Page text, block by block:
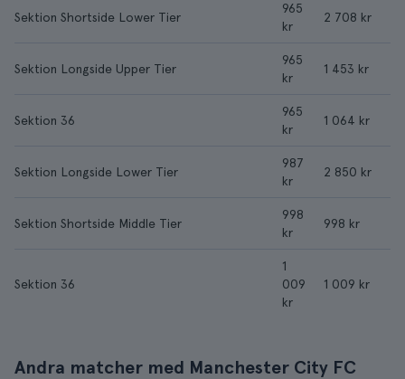
Sektion Shortside Lower Tier
965
kr
2 708 kr
Sektion Longside Upper Tier
965
kr
1 453 kr
Sektion 36
965
kr
1 064 kr
Sektion Longside Lower Tier
987
kr
2 850 kr
Sektion Shortside Middle Tier
998
kr
998 kr
Sektion 36
1
009
kr
1 009 kr
Andra matcher med Manchester City FC